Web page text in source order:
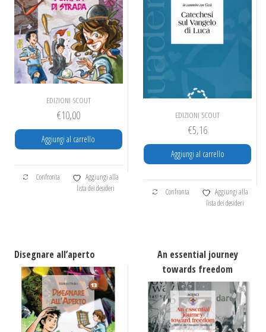
EDIZIONI SCOUT
€10,00
Aggiungi al carrello
Confronta
Aggiungi alla
lista dei desideri
EDIZIONI SCOUT
€5,16
Aggiungi al carrello
Confronta
Aggiungi alla
lista dei desideri
Disegnare all’aperto
An essential journey
towards freedom